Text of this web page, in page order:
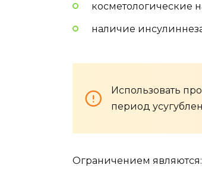
косметологические
наличие
Использовать
период
Ограничением являются: